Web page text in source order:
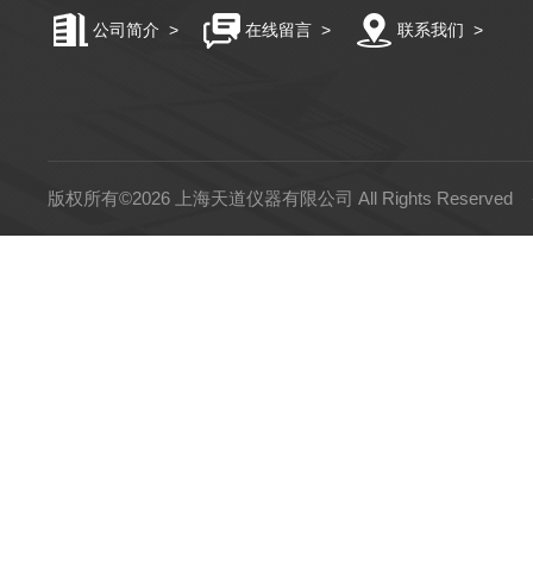
公司简介 > 在线留言 > 联系我们 >
版权所有©2026 上海天道仪器有限公司 All Rights Reserved